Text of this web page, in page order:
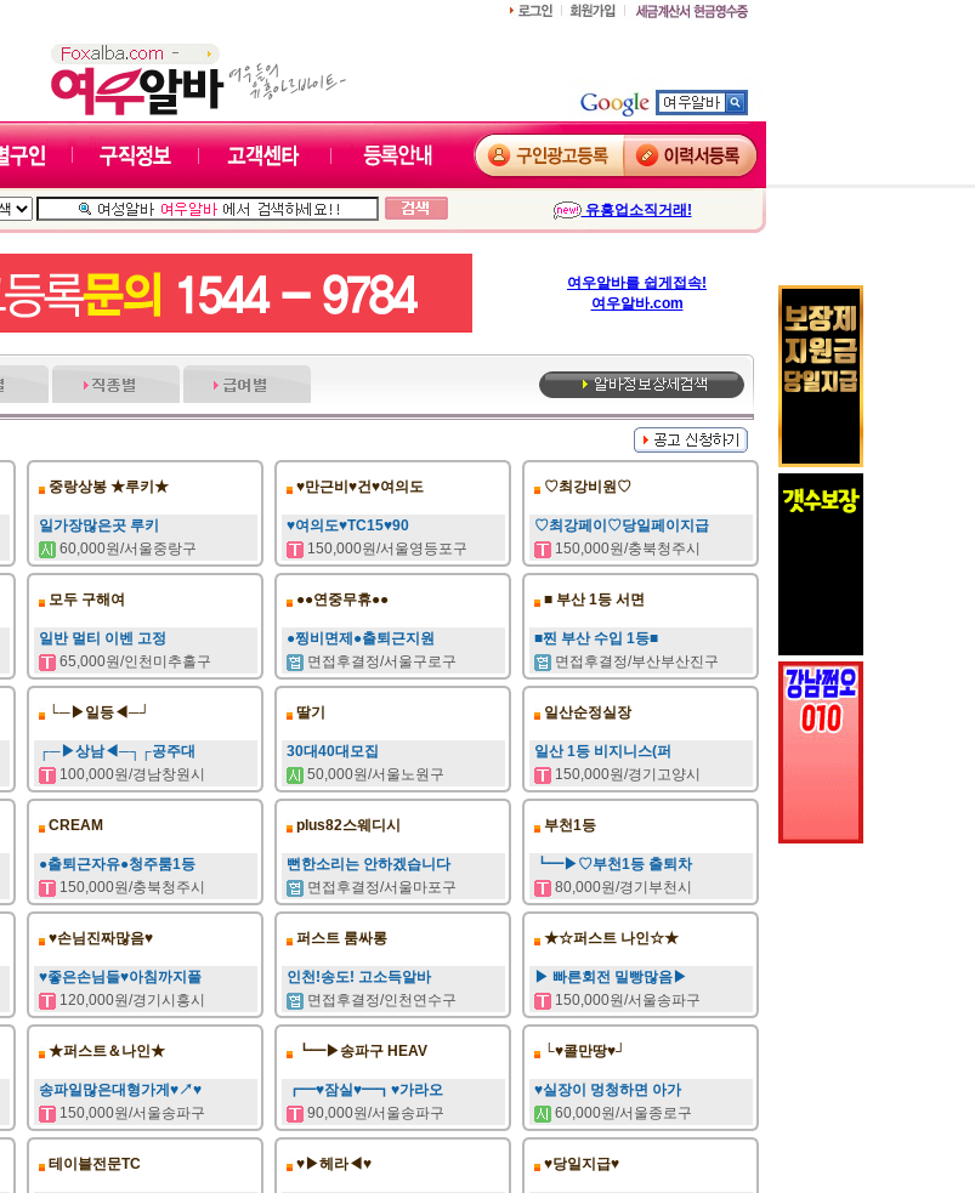
유흥업소직거래!
여우알바를 쉽게접속!
여우알바.com
중랑상봉 ★루키★
일가장많은곳 루키
60,000원/서울중랑구
♥만근비♥건♥여의도
♥여의도♥TC15♥90
150,000원/서울영등포구
♡최강비원♡
♡최강페이♡당일페이지급
150,000원/충북청주시
모두 구해여
일반 멀티 이벤 고정
65,000원/인천미추홀구
●●연중무휴●●
●찡비면제●출퇴근지원
면접후결정/서울구로구
■ 부산 1등 서면
■찐 부산 수입 1등■
면접후결정/부산부산진구
└─▶일등◀─┘
┌─▶상남◀─┐┌공주대
100,000원/경남창원시
딸기
30대40대모집
50,000원/서울노원구
일산순정실장
일산 1등 비지니스(퍼
150,000원/경기고양시
CREAM
●출퇴근자유●청주룸1등
150,000원/충북청주시
plus82스웨디시
뻔한소리는 안하겠습니다
면접후결정/서울마포구
부천1등
┗━▶♡부천1등 출퇴차
80,000원/경기부천시
♥손님진짜많음♥
♥좋은손님들♥아침까지풀
120,000원/경기시흥시
퍼스트 룸싸롱
인천!송도! 고소득알바
면접후결정/인천연수구
★☆퍼스트 나인☆★
▶ 빠른회전 밀빵많음▶
150,000원/서울송파구
★퍼스트＆나인★
송파일많은대형가게♥↗♥
150,000원/서울송파구
┗━▶송파구 HEAV
┏━♥잠실♥━┓♥가라오
90,000원/서울송파구
└♥콜만땅♥┘
♥실장이 멍청하면 아가
60,000원/서울종로구
테이블전문TC ♥▶헤라◀♥ ♥당일지급♥